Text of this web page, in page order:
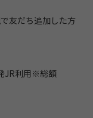
友だち追加した⽅
JR利用※総額